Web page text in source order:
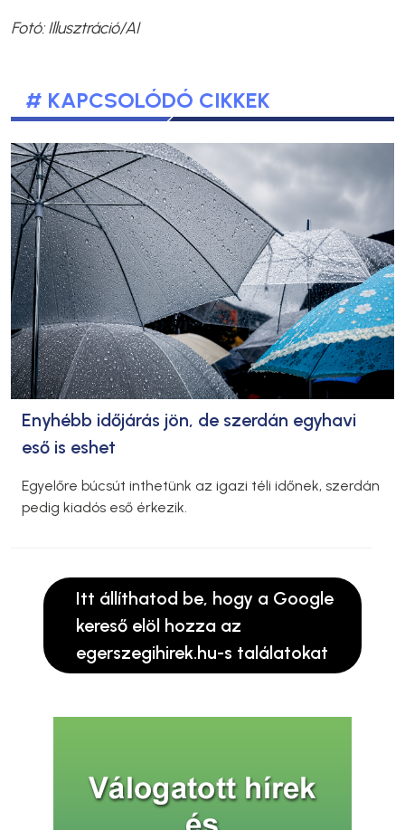
Fotó: Illusztráció/AI
# KAPCSOLÓDÓ CIKKEK
Enyhébb időjárás jön, de szerdán egyhavi
eső is eshet
Egyelőre búcsút inthetünk az igazi téli időnek, szerdán
pedig kiadós eső érkezik.
Itt állíthatod be, hogy a Google
kereső elöl hozza az
egerszegihirek.hu-s találatokat